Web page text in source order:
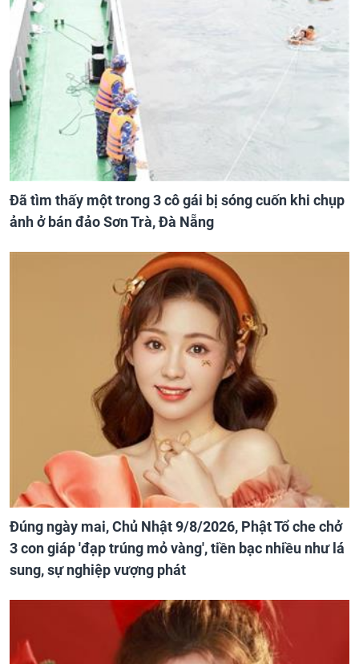
Đã tìm thấy một trong 3 cô gái bị sóng cuốn khi chụp
ảnh ở bán đảo Sơn Trà, Đà Nẵng
Đúng ngày mai, Chủ Nhật 9/8/2026, Phật Tổ che chở
3 con giáp 'đạp trúng mỏ vàng', tiền bạc nhiều như lá
sung, sự nghiệp vượng phát